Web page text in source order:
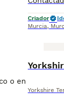
o en el
Criador
Murcia,
Yorkshire